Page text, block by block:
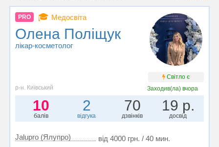
PRO 🎓 Медосвіта
Олена Поліщук
лікар-косметолог
Світло є
р-н. Київський
Заходив(ла) вчора
10
балів
2
відгука
70
дзвінків
19 р.
досвід
Jalupro (Ялупро)
від 4000 грн. / 40 мин.